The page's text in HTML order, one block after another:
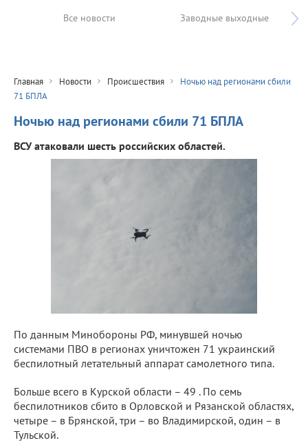
Все новости Заводные выходные
Главная Новости Происшествия
Ночью над регионами сбили
71 БПЛА
Ночью над регионами сбили 71 БПЛА
ВСУ атаковали шесть российских областей.
По данным Минобороны РФ, минувшей ночью
системами ПВО в регионах уничтожен 71 украинский
беспилотный летательный аппарат самолетного типа.
Больше всего в Курской области – 49 . По семь
беспилотников сбито в Орловской и Рязанской областях,
четыре – в Брянской, три – во Владимирской, один – в
Тульской.